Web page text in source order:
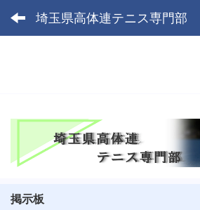
埼玉県高体連テニス専門部
掲示板